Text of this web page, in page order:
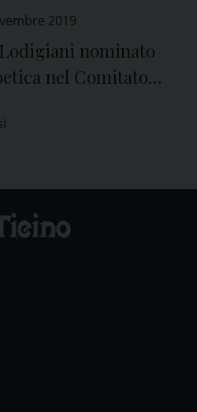
2019
nominato
nel Comitato